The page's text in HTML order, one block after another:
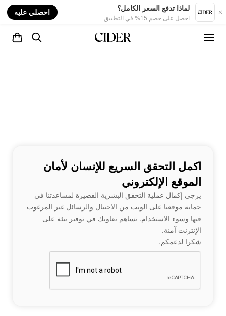
لماذا تدفع السعر الكامل؟
احصل على خصم 15% في التطبيق
احصلي عليه
اكمل التحقق السريع للإنسان لأمان
الموقع الإلكتروني
يرجى إكمال عملية التحقق البشرية القصيرة لمساعدتنا في
حماية موقعنا على الويب من الاحتيال والرسائل غير المرغوب
فيها وسوء الاستخدام. تساهم تعاونك في توفير بيئة على
الإنترنت آمنة.
شكرا لدعمكم.